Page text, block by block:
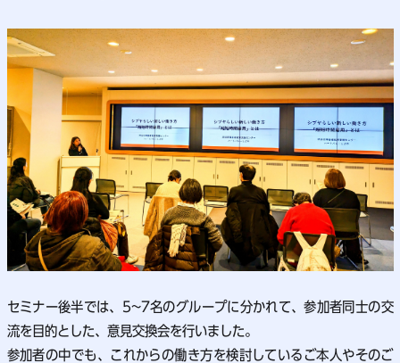
セミナー後半では、5~7名のグループに分かれて、参加者同士の交
流を目的とした、意見交換会を行いました。
参加者の中でも、これからの働き方を検討しているご本人やそのご